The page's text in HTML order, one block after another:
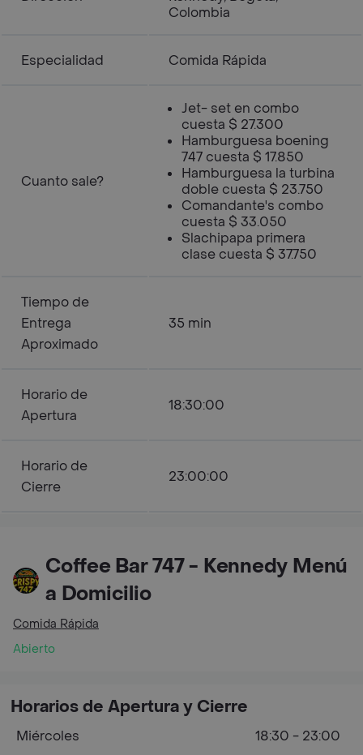
Colombia
Especialidad Comida Rápida
Cuanto sale?
Jet- set en combo
cuesta $ 27.300
Hamburguesa boening
747 cuesta $ 17.850
Hamburguesa la turbina
doble cuesta $ 23.750
Comandante's combo
cuesta $ 33.050
Slachipapa primera
clase cuesta $ 37.750
Tiempo de
Entrega
Aproximado
35 min
Horario de
Apertura
18:30:00
Horario de
Cierre
23:00:00
Coffee Bar 747 - Kennedy Menú
a Domicilio
Comida Rápida
Abierto
Horarios de Apertura y Cierre
Miércoles
18:30 - 23:00